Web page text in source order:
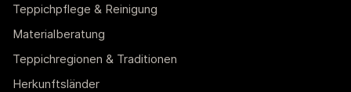
Teppichpflege & Reinigung
Materialberatung
Teppichregionen & Traditionen
Herkunftsländer